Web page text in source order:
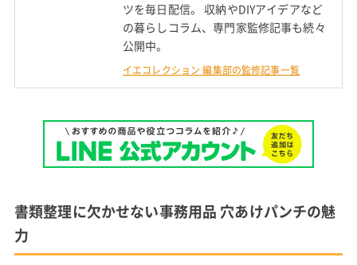
ツを毎日配信。 収納やDIYアイデアなど
の暮らしコラム、専門家監修記事も続々
公開中。
イエコレクション 編集部の監修記事一覧
書類整理に欠かせない事務用品 穴あけパンチの魅
力